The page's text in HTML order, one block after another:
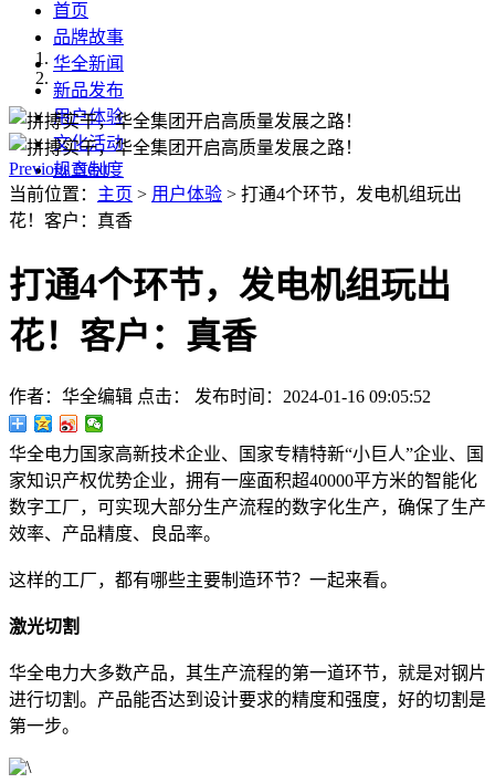
首页
品牌故事
华全新闻
新品发布
用户体验
文化活动
规章制度
Previous Next
当前位置： 主页 > 用户体验 > 打通4个环节，发电机组玩出
花！客户：真香
打通4个环节，发电机组玩出
花！客户：真香
作者：华全编辑 点击： 发布时间：2024-01-16 09:05:52
华全电力国家高新技术企业、国家专精特新“小巨人”企业、国
家知识产权优势企业，拥有一座面积超40000平方米的智能化
数字工厂，可实现大部分生产流程的数字化生产，确保了生产
效率、产品精度、良品率。
这样的工厂，都有哪些主要制造环节？一起来看。
激光切割
华全电力大多数产品，其生产流程的第一道环节，就是对钢片
进行切割。产品能否达到设计要求的精度和强度，好的切割是
第一步。